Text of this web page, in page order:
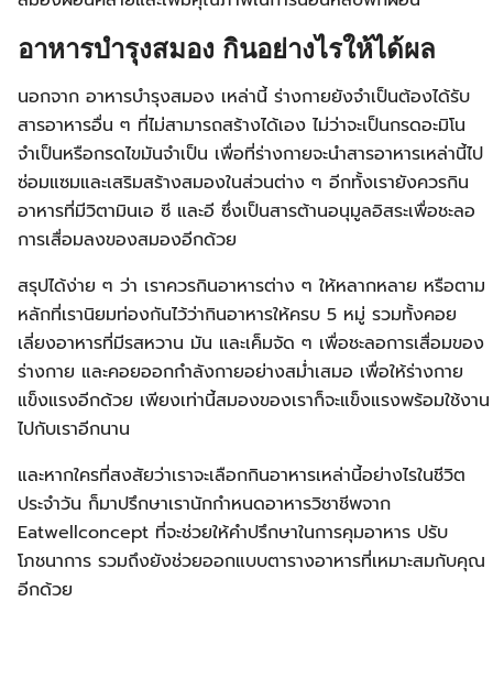
อาหารบำรุงสมอง กินอย่างไรให้ได้ผล
นอกจาก อาหารบำรุงสมอง เหล่านี้ ร่างกายยังจำเป็นต้องได้รับ
สารอาหารอื่น ๆ ที่ไม่สามารถสร้างได้เอง ไม่ว่าจะเป็นกรดอะมิโน
จำเป็นหรือกรดไขมันจำเป็น เพื่อที่ร่างกายจะนำสารอาหารเหล่านี้ไป
ซ่อมแซมและเสริมสร้างสมองในส่วนต่าง ๆ อีกทั้งเรายังควรกิน
อาหารที่มีวิตามินเอ ซี และอี ซึ่งเป็นสารต้านอนุมูลอิสระเพื่อชะลอ
การเสื่อมลงของสมองอีกด้วย
สรุปได้ง่าย ๆ ว่า เราควรกินอาหารต่าง ๆ ให้หลากหลาย หรือตาม
หลักที่เรานิยมท่องกันไว้ว่ากินอาหารให้ครบ 5 หมู่ รวมทั้งคอย
เลี่ยงอาหารที่มีรสหวาน มัน และเค็มจัด ๆ เพื่อชะลอการเสื่อมของ
ร่างกาย และคอยออกกำลังกายอย่างสม่ำเสมอ เพื่อให้ร่างกาย
แข็งแรงอีกด้วย เพียงเท่านี้สมองของเราก็จะแข็งแรงพร้อมใช้งาน
ไปกับเราอีกนาน
และหากใครที่สงสัยว่าเราจะเลือกกินอาหารเหล่านี้อย่างไรในชีวิต
ประจำวัน ก็มาปรึกษาเรานักกำหนดอาหารวิชาชีพจาก
Eatwellconcept ที่จะช่วยให้คำปรึกษาในการคุมอาหาร ปรับ
โภชนาการ รวมถึงยังช่วยออกแบบตารางอาหารที่เหมาะสมกับคุณ
อีกด้วย